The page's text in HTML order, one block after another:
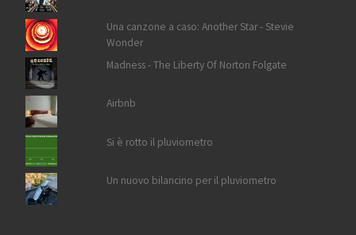
Una canzone a caso: Another Star - Stevie
Wonder
Madness - The Liberty Of Norton Folgate
Airbnb
Si è rotto il pluviometro
Un nuovo bilancino per il pluviometro